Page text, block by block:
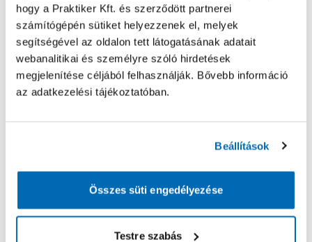
hogy a Praktiker Kft. és szerződött partnerei
számítógépén sütiket helyezzenek el, melyek
segítségével az oldalon tett látogatásának adatait
webanalitikai és személyre szóló hirdetések
megjelenítése céljából felhasználják. Bővebb információ
az adatkezelési tájékoztatóban.
Beállítások
Összes süti engedélyezése
Testre szabás